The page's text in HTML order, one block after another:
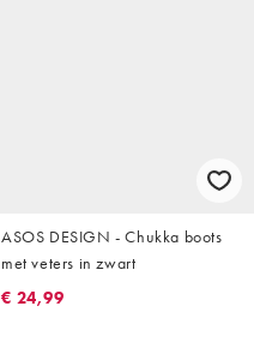
ASOS DESIGN - Chukka boots
met veters in zwart
€ 24,99